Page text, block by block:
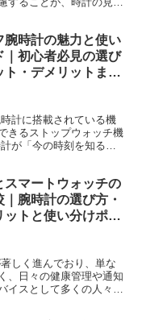
最も見落とされがちな
ス径や厚み、ラグの長
ることが、時計の見た
全体に大きく...
初心者必見の選び
ト・デメリットまで
計に搭載されている機
きるストップウォッチ機
が「今の時刻を知る」
フは「ある動作...
腕時計の選び方・
ットと使い分けポイ